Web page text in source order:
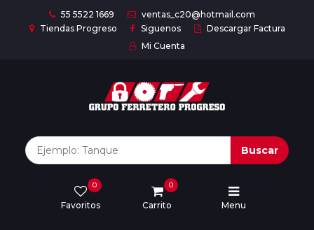
55 5522 1669
ventas_c20@hotmail.com
Tiendas Progreso
Siguenos
Descargar Factura
Mi Cuenta
Buscar
Favoritos
0
Carrito
0
Menu
Marcas